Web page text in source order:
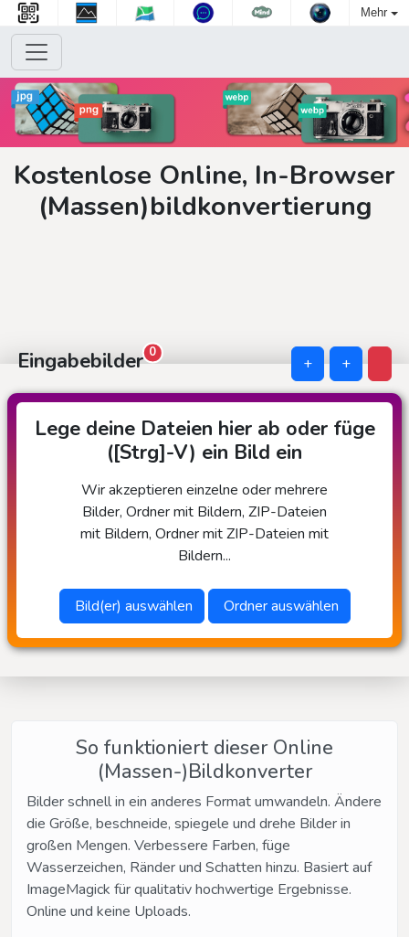
Mehr
Kostenlose Online, In-Browser
(Massen)bildkonvertierung
0
Eingabebilder + +
Lege deine Dateien hier ab oder füge
([Strg]-V) ein Bild ein
Wir akzeptieren einzelne oder mehrere
Bilder, Ordner mit Bildern, ZIP-Dateien
mit Bildern, Ordner mit ZIP-Dateien mit
Bildern...
Bild(er) auswählen Ordner auswählen
So funktioniert dieser Online
(Massen-)Bildkonverter
Bilder schnell in ein anderes Format umwandeln. Ändere
die Größe, beschneide, spiegele und drehe Bilder in
großen Mengen. Verbessere Farben, füge
Wasserzeichen, Ränder und Schatten hinzu. Basiert auf
ImageMagick für qualitativ hochwertige Ergebnisse.
Online und keine Uploads.